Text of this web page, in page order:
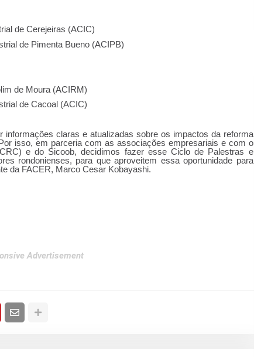
de Cerejeiras (ACIC)
de Pimenta Bueno (ACIPB)
de Moura (ACIRM)
de Cacoal (ACIC)
informações claras e atualizadas sobre os impactos da reforma
isso, em parceria com as associações empresariais e com o
e do Sicoob, decidimos fazer esse Ciclo de Palestras e
rondonienses, para que aproveitem essa oportunidade para
da FACER, Marco Cesar Kobayashi.
Advertisement